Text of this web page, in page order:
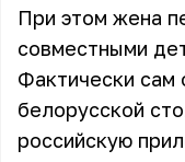
При этом жена
совместными
Фактически сам
белорусской
российскую